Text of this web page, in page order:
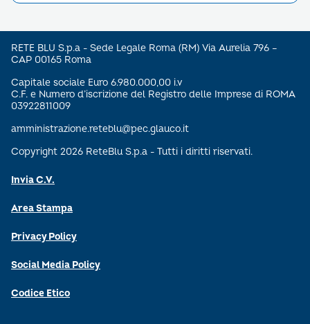
RETE BLU S.p.a - Sede Legale Roma (RM) Via Aurelia 796 –
CAP 00165 Roma
Capitale sociale Euro 6.980.000,00 i.v
C.F. e Numero d’iscrizione del Registro delle Imprese di ROMA
03922811009
amministrazione.reteblu@pec.glauco.it
Copyright 2026 ReteBlu S.p.a - Tutti i diritti riservati.
Invia C.V.
Area Stampa
Privacy Policy
Social Media Policy
Codice Etico